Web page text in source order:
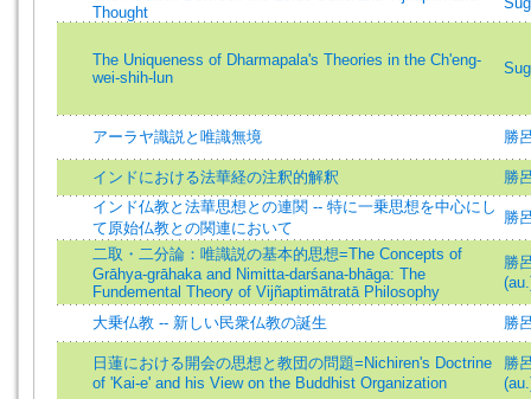
Thought
The Uniqueness of Dharmapala's Theories in the Ch'eng-
wei-shih-lun
アーラヤ識説と唯識無境 勝
インドにおける法華経の注釈的解釈
勝
インド仏教と法華思想との連関 -- 特に一乗思想を中心にし
て原始仏教との関連において
勝
二取・二分論：唯識説の基本的思想=The Concepts of
Grāhya-grāhaka and Nimitta-darśana-bhāga: The
Fundemental Theory of Vijñaptimātratā Philosophy
勝
大乗仏教 -- 新しい民衆仏教の誕生 勝
日蓮における開会の思想と教団の問題=Nichiren's Doctrine
of 'Kai-e' and his View on the Buddhist Organization
勝